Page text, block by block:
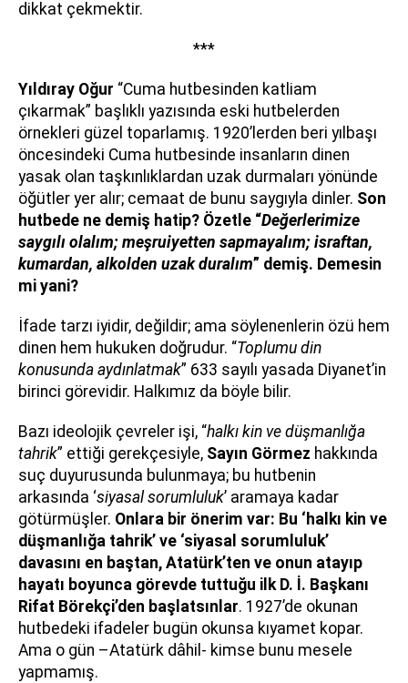
dikkat çekmektir.
***
Yıldıray Oğur “Cuma hutbesinden katliam
çıkarmak” başlıklı yazısında eski hutbelerden
örnekleri güzel toparlamış. 1920’lerden beri yılbaşı
öncesindeki Cuma hutbesinde insanların dinen
yasak olan taşkınlıklardan uzak durmaları yönünde
öğütler yer alır; cemaat de bunu saygıyla dinler. Son
hutbede ne demiş hatip? Özetle “Değerlerimize
saygılı olalım; meşruiyetten sapmayalım; israftan,
kumardan, alkolden uzak duralım” demiş. Demesin
mi yani?
İfade tarzı iyidir, değildir; ama söylenenlerin özü hem
dinen hem hukuken doğrudur. “Toplumu din
konusunda aydınlatmak” 633 sayılı yasada Diyanet’in
birinci görevidir. Halkımız da böyle bilir.
Bazı ideolojik çevreler işi, “halkı kin ve düşmanlığa
tahrik” ettiği gerekçesiyle, Sayın Görmez hakkında
suç duyurusunda bulunmaya; bu hutbenin
arkasında ‘siyasal sorumluluk’ aramaya kadar
götürmüşler. Onlara bir önerim var: Bu ‘halkı kin ve
düşmanlığa tahrik’ ve ‘siyasal sorumluluk’
davasını en baştan, Atatürk’ten ve onun atayıp
hayatı boyunca görevde tuttuğu ilk D. İ. Başkanı
Rifat Börekçi’den başlatsınlar. 1927’de okunan
hutbedeki ifadeler bugün okunsa kıyamet kopar.
Ama o gün –Atatürk dâhil- kimse bunu mesele
yapmamış.